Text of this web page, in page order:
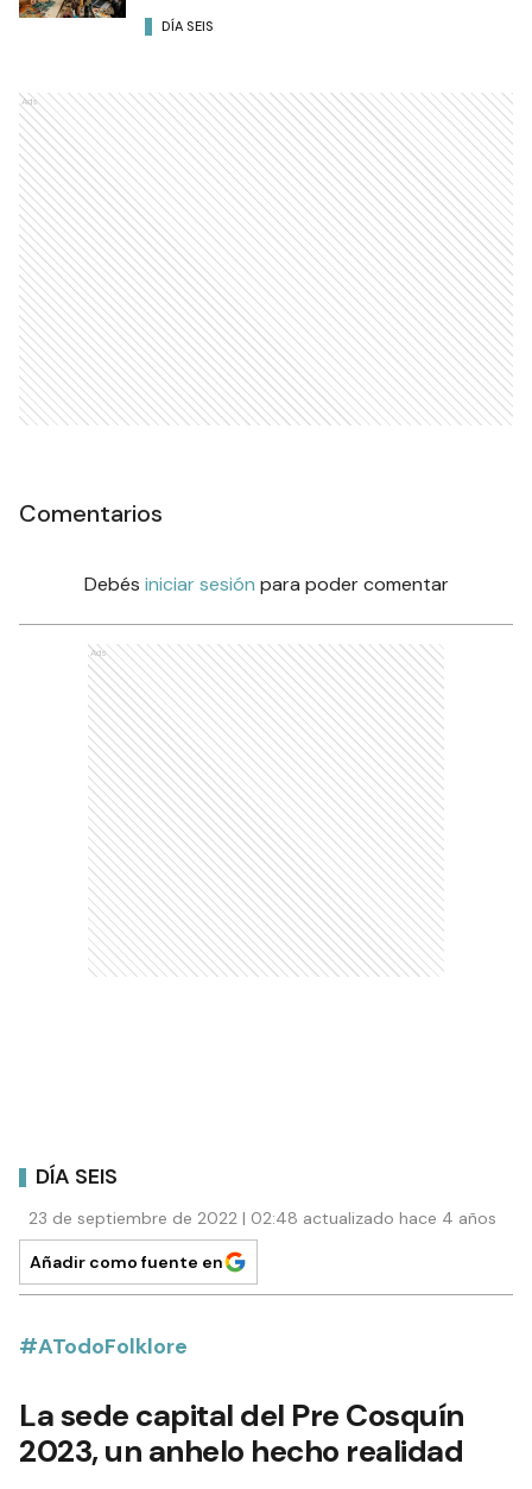
DÍA SEIS
Ads
Comentarios
Debés iniciar sesión para poder comentar
Ads
DÍA SEIS
23 de septiembre de 2022 | 02:48 actualizado hace 4 años
Añadir como fuente en
#ATodoFolklore
La sede capital del Pre Cosquín
2023, un anhelo hecho realidad